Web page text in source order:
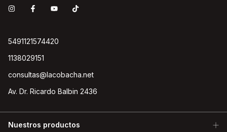
5491121574420
1138029151
consultas@lacobacha.net
Av. Dr. Ricardo Balbin 2436
Nuestros productos